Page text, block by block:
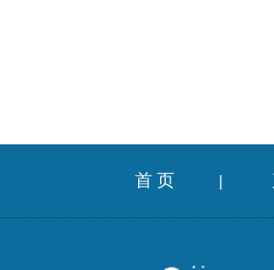
首 页 |